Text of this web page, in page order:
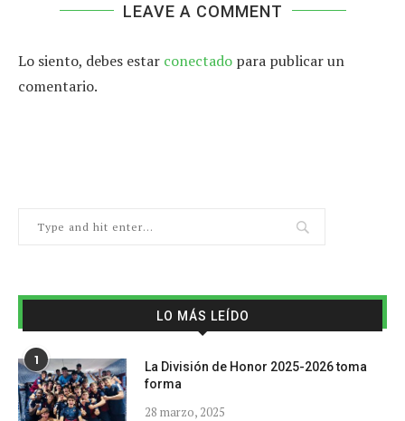
LEAVE A COMMENT
Lo siento, debes estar conectado para publicar un
comentario.
LO MÁS LEÍDO
1
La División de Honor 2025-2026 toma
forma
28 marzo, 2025